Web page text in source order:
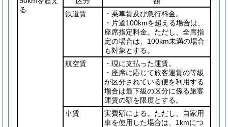
る
鉄道賃
・乗車賃及び急行料金。
・片道100kmを超える場合は、
座席指定料金。ただし、全席指
定の場合は、100km未満の場合
も対象とする。
航空賃
・現に支払った運賃。
・座席に応じて旅客運賃の等級
が区分されている便を利用する
場合は最下級の区分に係る旅客
運賃の額を限度とする。
車賃
実費額による。ただし、自家用
車を使用した場合は、1kmにつ